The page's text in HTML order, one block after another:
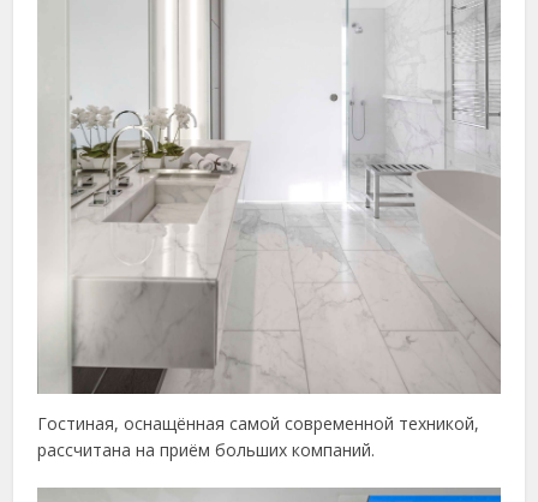
Гостиная, оснащённая самой современной техникой,
рассчитана на приём больших компаний.